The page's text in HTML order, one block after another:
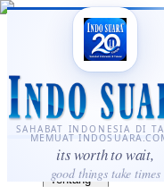
SAHABAT INDONESIA DI
MEMUAT
its worth to wait,
good things take times
·...
⌘K
Sahabat
Berita
Layanan
Komunitas
Panduan
Tentang